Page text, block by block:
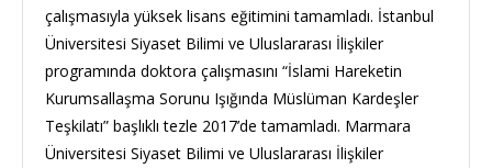
çalışmasıyla yüksek lisans eğitimini tamamladı. İstanbul
Üniversitesi Siyaset Bilimi ve Uluslararası İlişkiler
programında doktora çalışmasını “İslami Hareketin
Kurumsallaşma Sorunu Işığında Müslüman Kardeşler
Teşkilatı” başlıklı tezle 2017’de tamamladı. Marmara
Üniversitesi Siyaset Bilimi ve Uluslararası İlişkiler